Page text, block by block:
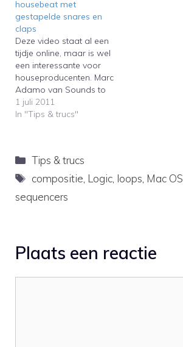
Replacer moeten
gebruiken om dit voor
elkaar te krijgen.Did you
know you…
housebeat met
gestapelde snares en
claps
Deze video staat al een
tijdje online, maar is wel
een interessante voor
houseproducenten. Marc
Adamo van Sounds to
Sample laat in de
onderstaande video zien
clapsamples.This video is
already online for a while,
but still interesting for
house producers.…
1 juli 2011
In "Tips & trucs"
Categorieën
Tips & trucs
Tags
compositie Logic loops Mac OS
sequencers
Plaats een reactie